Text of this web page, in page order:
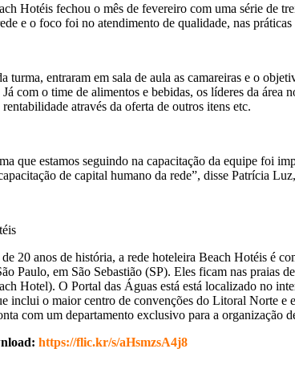
Hotéis fechou o mês de fevereiro com uma série de
e o foco foi no atendimento de qualidade, nas
turma, entraram em sala de aula as camareiras e o
Já com o time de alimentos e bebidas, os líderes da
através da oferta de outros itens etc.
que estamos seguindo na capacitação da equipe foi
de capital humano da rede”, disse Patrícia
20 anos de história, a rede hoteleira Beach Hotéis é
Paulo, em São Sebastião (SP). Eles ficam nas
Hotel). O Portal das Águas está está localizado no
inclui o maior centro de convenções do Litoral Norte e
com um departamento exclusivo para a organização
https://flic.kr/s/aHsmzsA4j8